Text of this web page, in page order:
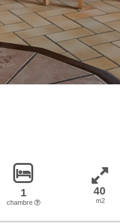
1
chambre
40
m2